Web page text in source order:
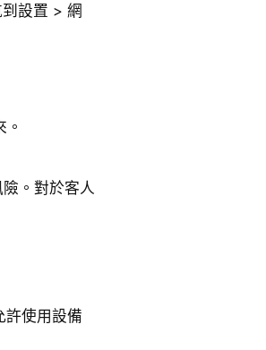
設置 > 網
。對於客人
許使用設備